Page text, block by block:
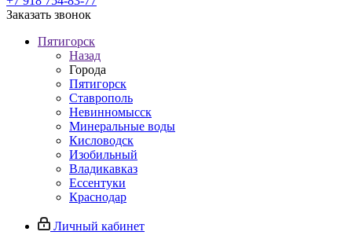
Заказать звонок
Пятигорск
Назад
Города
Пятигорск
Ставрополь
Невинномысск
Минеральные воды
Кисловодск
Изобильный
Владикавказ
Ессентуки
Краснодар
Личный кабинет